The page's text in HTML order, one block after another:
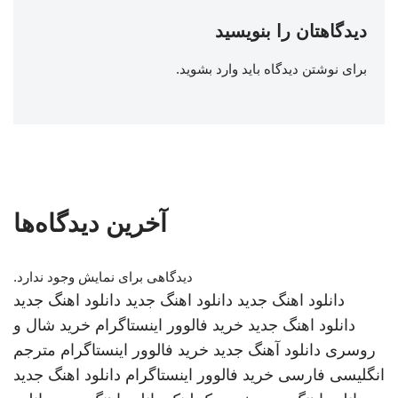
دیدگاهتان را بنویسید
برای نوشتن دیدگاه باید وارد بشوید.
آخرین دیدگاه‌ها
دیدگاهی برای نمایش وجود ندارد.
دانلود اهنگ جدید دانلود اهنگ جدید دانلود اهنگ جدید
دانلود اهنگ جدید خرید فالوور اینستاگرام خرید شال و
روسری دانلود آهنگ جدید خرید فالوور اینستاگرام مترجم
انگلیسی فارسی خرید فالوور اینستاگرام دانلود اهنگ جدید